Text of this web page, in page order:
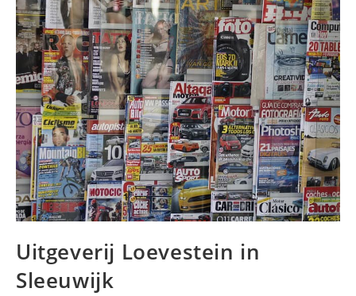
Uitgeverij Loevestein in
Sleeuwijk